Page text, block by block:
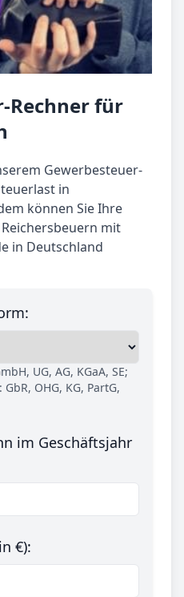
Rechner für
Gewerbesteuer-
in
können Sie Ihre
mit
in Deutschland
UG, AG, KGaA, SE;
OHG, KG, PartG,
im Geschäftsjahr
€):